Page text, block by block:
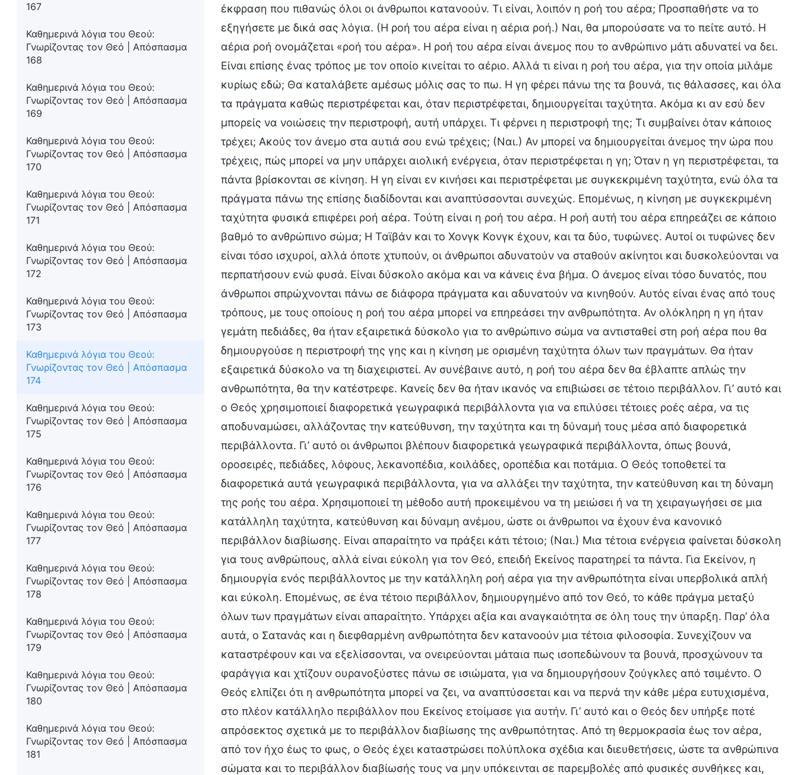
167
Καθημερινά λόγια του Θεού:
Γνωρίζοντας τον Θεό | Απόσπασμα
168
Καθημερινά λόγια του Θεού:
Γνωρίζοντας τον Θεό | Απόσπασμα
169
Καθημερινά λόγια του Θεού:
Γνωρίζοντας τον Θεό | Απόσπασμα
170
Καθημερινά λόγια του Θεού:
Γνωρίζοντας τον Θεό | Απόσπασμα
171
Καθημερινά λόγια του Θεού:
Γνωρίζοντας τον Θεό | Απόσπασμα
172
Καθημερινά λόγια του Θεού:
Γνωρίζοντας τον Θεό | Απόσπασμα
173
Καθημερινά λόγια του Θεού:
Γνωρίζοντας τον Θεό | Απόσπασμα
174
Καθημερινά λόγια του Θεού:
Γνωρίζοντας τον Θεό | Απόσπασμα
175
Καθημερινά λόγια του Θεού:
Γνωρίζοντας τον Θεό | Απόσπασμα
176
Καθημερινά λόγια του Θεού:
Γνωρίζοντας τον Θεό | Απόσπασμα
177
Καθημερινά λόγια του Θεού:
Γνωρίζοντας τον Θεό | Απόσπασμα
178
Καθημερινά λόγια του Θεού:
Γνωρίζοντας τον Θεό | Απόσπασμα
179
Καθημερινά λόγια του Θεού:
Γνωρίζοντας τον Θεό | Απόσπασμα
180
Καθημερινά λόγια του Θεού:
Γνωρίζοντας τον Θεό | Απόσπασμα
181
έκφραση που πιθανώς όλοι οι άνθρωποι κατανοούν. Τι είναι, λοιπόν η ροή του αέρα; Προσπαθήστε να το
εξηγήσετε με δικά σας λόγια. (Η ροή του αέρα είναι η αέρια ροή.) Ναι, θα μπορούσατε να το πείτε αυτό. Η
αέρια ροή ονομάζεται «ροή του αέρα». Η ροή του αέρα είναι άνεμος που το ανθρώπινο μάτι αδυνατεί να δει.
Είναι επίσης ένας τρόπος με τον οποίο κινείται το αέριο. Αλλά τι είναι η ροή του αέρα, για την οποία μιλάμε
κυρίως εδώ; Θα καταλάβετε αμέσως μόλις σας το πω. Η γη φέρει πάνω της τα βουνά, τις θάλασσες, και όλα
τα πράγματα καθώς περιστρέφεται και, όταν περιστρέφεται, δημιουργείται ταχύτητα. Ακόμα κι αν εσύ δεν
μπορείς να νοιώσεις την περιστροφή, αυτή υπάρχει. Τι φέρνει η περιστροφή της; Τι συμβαίνει όταν κάποιος
τρέχει; Ακούς τον άνεμο στα αυτιά σου ενώ τρέχεις; (Ναι.) Αν μπορεί να δημιουργείται άνεμος την ώρα που
τρέχεις, πώς μπορεί να μην υπάρχει αιολική ενέργεια, όταν περιστρέφεται η γη; Όταν η γη περιστρέφεται, τα
πάντα βρίσκονται σε κίνηση. Η γη είναι εν κινήσει και περιστρέφεται με συγκεκριμένη ταχύτητα, ενώ όλα τα
πράγματα πάνω της επίσης διαδίδονται και αναπτύσσονται συνεχώς. Επομένως, η κίνηση με συγκεκριμένη
ταχύτητα φυσικά επιφέρει ροή αέρα. Τούτη είναι η ροή του αέρα. Η ροή αυτή του αέρα επηρεάζει σε κάποιο
βαθμό το ανθρώπινο σώμα; Η Ταϊβάν και το Χονγκ Κονγκ έχουν, και τα δύο, τυφώνες. Αυτοί οι τυφώνες δεν
είναι τόσο ισχυροί, αλλά όποτε χτυπούν, οι άνθρωποι αδυνατούν να σταθούν ακίνητοι και δυσκολεύονται να
περπατήσουν ενώ φυσά. Είναι δύσκολο ακόμα και να κάνεις ένα βήμα. Ο άνεμος είναι τόσο δυνατός, που
άνθρωποι σπρώχνονται πάνω σε διάφορα πράγματα και αδυνατούν να κινηθούν. Αυτός είναι ένας από τους
τρόπους, με τους οποίους η ροή του αέρα μπορεί να επηρεάσει την ανθρωπότητα. Αν ολόκληρη η γη ήταν
γεμάτη πεδιάδες, θα ήταν εξαιρετικά δύσκολο για το ανθρώπινο σώμα να αντισταθεί στη ροή αέρα που θα
δημιουργούσε η περιστροφή της γης και η κίνηση με ορισμένη ταχύτητα όλων των πραγμάτων. Θα ήταν
εξαιρετικά δύσκολο να τη διαχειριστεί. Αν συνέβαινε αυτό, η ροή του αέρα δεν θα έβλαπτε απλώς την
ανθρωπότητα, θα την κατέστρεφε. Κανείς δεν θα ήταν ικανός να επιβιώσει σε τέτοιο περιβάλλον. Γι’ αυτό και
ο Θεός χρησιμοποιεί διαφορετικά γεωγραφικά περιβάλλοντα για να επιλύσει τέτοιες ροές αέρα, να τις
αποδυναμώσει, αλλάζοντας την κατεύθυνση, την ταχύτητα και τη δύναμή τους μέσα από διαφορετικά
περιβάλλοντα. Γι’ αυτό οι άνθρωποι βλέπουν διαφορετικά γεωγραφικά περιβάλλοντα, όπως βουνά,
οροσειρές, πεδιάδες, λόφους, λεκανοπέδια, κοιλάδες, οροπέδια και ποτάμια. Ο Θεός τοποθετεί τα
διαφορετικά αυτά γεωγραφικά περιβάλλοντα, για να αλλάξει την ταχύτητα, την κατεύθυνση και τη δύναμη
της ροής του αέρα. Χρησιμοποιεί τη μέθοδο αυτή προκειμένου να τη μειώσει ή να τη χειραγωγήσει σε μια
κατάλληλη ταχύτητα, κατεύθυνση και δύναμη ανέμου, ώστε οι άνθρωποι να έχουν ένα κανονικό
περιβάλλον διαβίωσης. Είναι απαραίτητο να πράξει κάτι τέτοιο; (Ναι.) Μια τέτοια ενέργεια φαίνεται δύσκολη
για τους ανθρώπους, αλλά είναι εύκολη για τον Θεό, επειδή Εκείνος παρατηρεί τα πάντα. Για Εκείνον, η
δημιουργία ενός περιβάλλοντος με την κατάλληλη ροή αέρα για την ανθρωπότητα είναι υπερβολικά απλή
και εύκολη. Επομένως, σε ένα τέτοιο περιβάλλον, δημιουργημένο από τον Θεό, το κάθε πράγμα μεταξύ
όλων των πραγμάτων είναι απαραίτητο. Υπάρχει αξία και αναγκαιότητα σε όλη τους την ύπαρξη. Παρ’ όλα
αυτά, ο Σατανάς και η διεφθαρμένη ανθρωπότητα δεν κατανοούν μια τέτοια φιλοσοφία. Συνεχίζουν να
καταστρέφουν και να εξελίσσονται, να ονειρεύονται μάταια πως ισοπεδώνουν τα βουνά, προσχώνουν τα
φαράγγια και χτίζουν ουρανοξύστες πάνω σε ισιώματα, για να δημιουργήσουν ζούγκλες από τσιμέντο. Ο
Θεός ελπίζει ότι η ανθρωπότητα μπορεί να ζει, να αναπτύσσεται και να περνά την κάθε μέρα ευτυχισμένα,
στο πλέον κατάλληλο περιβάλλον που Εκείνος ετοίμασε για αυτήν. Γι’ αυτό και ο Θεός δεν υπήρξε ποτέ
απρόσεκτος σχετικά με το περιβάλλον διαβίωσης της ανθρωπότητας. Από τη θερμοκρασία έως τον αέρα,
από τον ήχο έως το φως, ο Θεός έχει καταστρώσει πολύπλοκα σχέδια και διευθετήσεις, ώστε τα ανθρώπινα
σώματα και το περιβάλλον διαβίωσής τους να μην υπόκεινται σε παρεμβολές από φυσικές συνθήκες και,